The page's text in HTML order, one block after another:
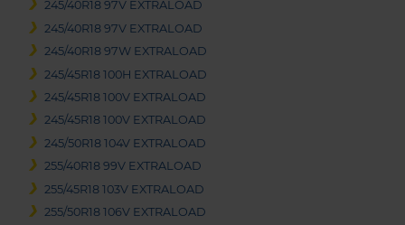
245/40R18 97V EXTRALOAD
245/40R18 97V EXTRALOAD
245/40R18 97W EXTRALOAD
245/45R18 100H EXTRALOAD
245/45R18 100V EXTRALOAD
245/45R18 100V EXTRALOAD
245/50R18 104V EXTRALOAD
255/40R18 99V EXTRALOAD
255/45R18 103V EXTRALOAD
255/50R18 106V EXTRALOAD